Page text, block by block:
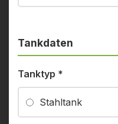
Tankdaten
Tanktyp *
Stahltank